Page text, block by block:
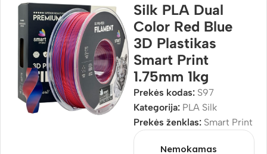
Silk PLA Dual
Color Red Blue
3D Plastikas
Smart Print
1.75mm 1kg
Prekės kodas: S97
Kategorija: PLA Silk
Prekės ženklas: Smart Print
Nemokamas